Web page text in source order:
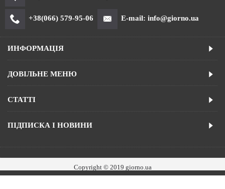
+38(066) 579-95-06 E-mail: info@giorno.ua
ИНФОРМАЦІЯ
ДОВІЛЬНЕ МЕНЮ
СТАТТІ
ПІДПИСКА І НОВИНИ
Copyright © 2019 giorno.ua